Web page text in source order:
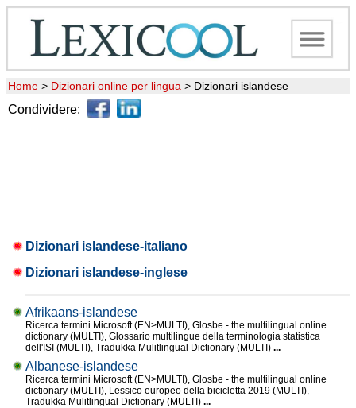
Home > Dizionari online per lingua > Dizionari islandese
Condividere:
Dizionari islandese-italiano
Dizionari islandese-inglese
Afrikaans-islandese
Ricerca termini Microsoft (EN>MULTI), Glosbe - the multilingual online
dictionary (MULTI), Glossario multilingue della terminologia statistica
dell'ISI (MULTI), Tradukka Mulitlingual Dictionary (MULTI) ...
Albanese-islandese
Ricerca termini Microsoft (EN>MULTI), Glosbe - the multilingual online
dictionary (MULTI), Lessico europeo della bicicletta 2019 (MULTI),
Tradukka Mulitlingual Dictionary (MULTI) ...